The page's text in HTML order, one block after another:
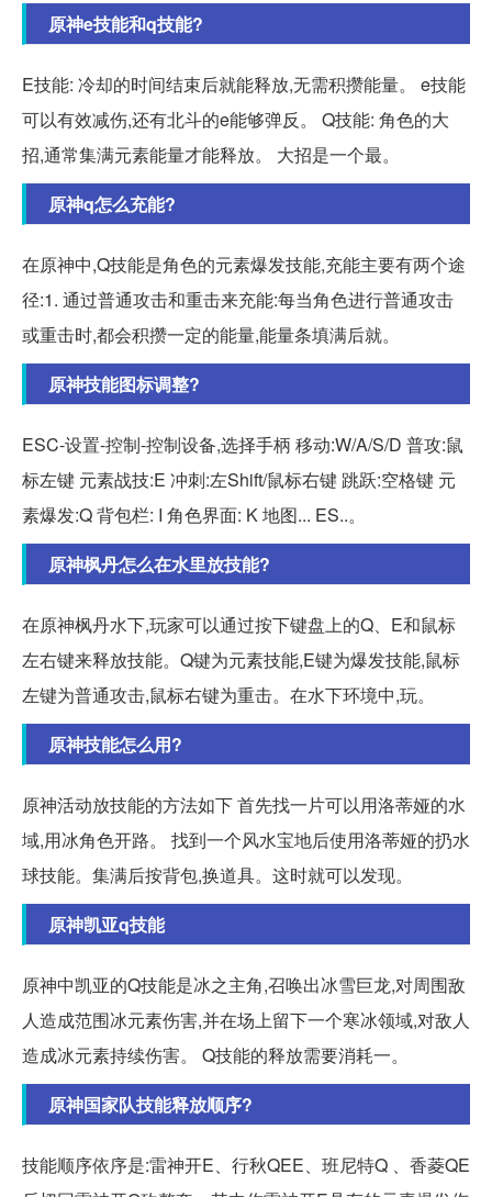
原神e技能和q技能?
E技能: 冷却的时间结束后就能释放,无需积攒能量。 e技能
可以有效减伤,还有北斗的e能够弹反。 Q技能: 角色的大
招,通常集满元素能量才能释放。 大招是一个最。
原神q怎么充能?
在原神中,Q技能是角色的元素爆发技能,充能主要有两个途
径:1. 通过普通攻击和重击来充能:每当角色进行普通攻击
或重击时,都会积攒一定的能量,能量条填满后就。
原神技能图标调整?
ESC-设置-控制-控制设备,选择手柄 移动:W/A/S/D 普攻:鼠
标左键 元素战技:E 冲刺:左Shift/鼠标右键 跳跃:空格键 元
素爆发:Q 背包栏: I 角色界面: K 地图... ES..。
原神枫丹怎么在水里放技能?
在原神枫丹水下,玩家可以通过按下键盘上的Q、E和鼠标
左右键来释放技能。Q键为元素技能,E键为爆发技能,鼠标
左键为普通攻击,鼠标右键为重击。在水下环境中,玩。
原神技能怎么用?
原神活动放技能的方法如下 首先找一片可以用洛蒂娅的水
域,用冰角色开路。 找到一个风水宝地后使用洛蒂娅的扔水
球技能。集满后按背包,换道具。这时就可以发现。
原神凯亚q技能
原神中凯亚的Q技能是冰之主角,召唤出冰雪巨龙,对周围敌
人造成范围冰元素伤害,并在场上留下一个寒冰领域,对敌人
造成冰元素持续伤害。 Q技能的释放需要消耗一。
原神国家队技能释放顺序?
技能顺序依序是:雷神开E、行秋QEE、班尼特Q 、香菱QE